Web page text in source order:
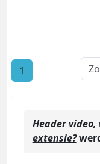
1
Header video,
extensie?